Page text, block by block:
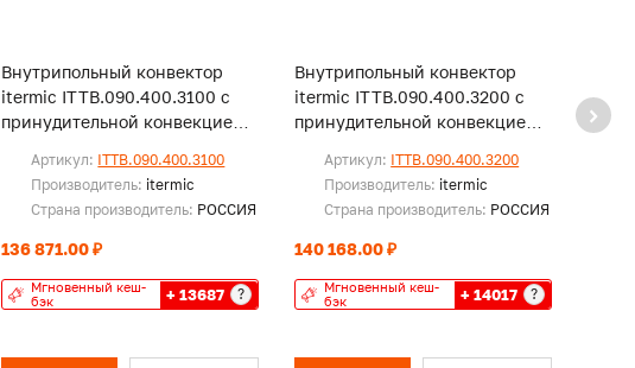
Внутрипольный конвектор
itermic ITTB.090.400.3100 с
принудительной конвекцией,
Артикул: ITTB.090.400.3100
Производитель: itermic
Страна производитель: РОССИЯ
136 871.00 ₽
Мгновенный кеш-
бэк
+ 13687 ?
Внутрипольный конвектор
itermic ITTB.090.400.3200 с
принудительной конвекцией,
Артикул: ITTB.090.400.3200
Производитель: itermic
Страна производитель: РОССИЯ
140 168.00 ₽
Мгновенный кеш-
бэк
+ 14017 ?